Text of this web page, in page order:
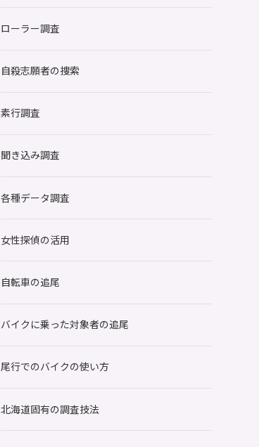
ローラー調査
自殺志願者の捜索
素行調査
聞き込み調査
各種データ調査
女性探偵の活用
自転車の追尾
バイクに乗った対象者の追尾
尾行でのバイクの使い方
北海道固有の調査技法